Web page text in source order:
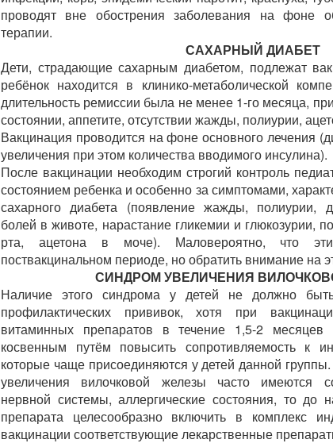
проводят вне обострения заболевания на фоне
терапии.
САХАРНЫЙ ДИАБЕТ
Дети, страдающие сахарным диабетом, подлежат
ребёнок находится в клинико-метаболической
длительность ремиссии была не менее 1-го месяца,
состоянии, аппетите, отсутствии жажды, полиурии,
Вакцинация проводится на фоне основного лечения
увеличения при этом количества вводимого инсулина).
После вакцинации необходим строгий контроль
состоянием ребенка и особенно за симптомами,
сахарного диабета (появление жажды, полиурии,
болей в животе, нарастание гликемии и глюкозурии,
рта, ацетона в моче). Маловероятно, что
поствакцинальном периоде, но обратить внимание на
СИНДРОМ УВЕЛИЧЕНИЯ
Наличие этого синдрома у детей не должно
профилактических прививок, хотя при
витаминных препаратов в течение 1,5-2 месяцев
косвенным путём повысить сопротивляемость к
которые чаще присоединяются у детей данной
увеличения вилочковой железы часто имеются
нервной системы, аллергические состояния, то до
препарата целесообразно включить в комплекс
вакцинации соответствующие лекарственные